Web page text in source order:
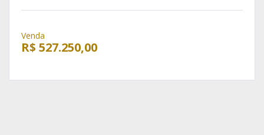
Venda
R$ 527.250,00